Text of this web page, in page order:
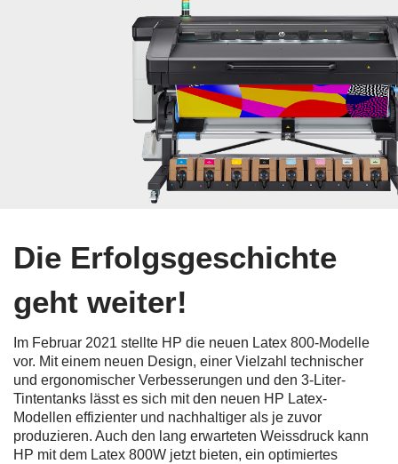
Die Erfolgsgeschichte
geht weiter!
Im Februar 2021 stellte HP die neuen Latex 800-Modelle
vor. Mit einem neuen Design, einer Vielzahl technischer
und ergonomischer Verbesserungen und den 3-Liter-
Tintentanks lässt es sich mit den neuen HP Latex-
Modellen effizienter und nachhaltiger als je zuvor
produzieren. Auch den lang erwarteten Weissdruck kann
HP mit dem Latex 800W jetzt bieten, ein optimiertes